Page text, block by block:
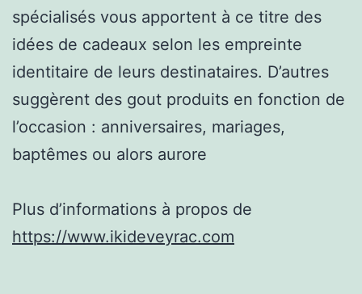
spécialisés vous apportent à ce titre des
idées de cadeaux selon les empreinte
identitaire de leurs destinataires. D’autres
suggèrent des gout produits en fonction de
l’occasion : anniversaires, mariages,
baptêmes ou alors aurore
Plus d’informations à propos de
https://www.ikideveyrac.com